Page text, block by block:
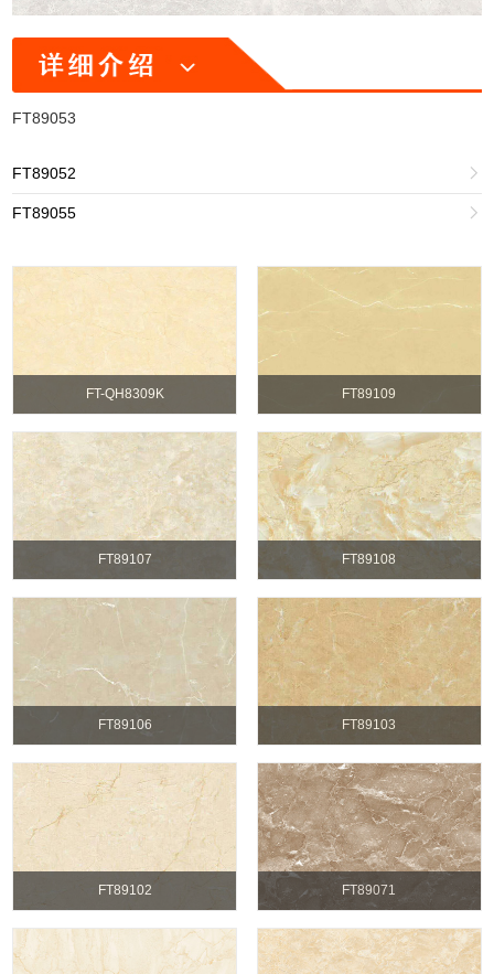
FT89053
FT89052 
FT89055 
FT-QH8309K FT89109
FT89107 FT89108
FT89106 FT89103
FT89102 FT89071